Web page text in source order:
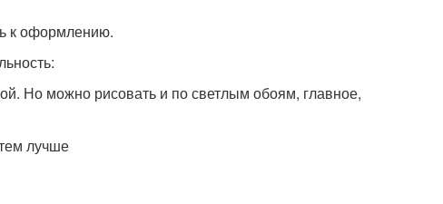
к оформлению.
Но можно рисовать и по светлым обоям, главное,
лучше